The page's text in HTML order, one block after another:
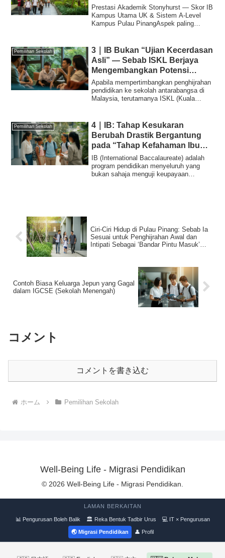
Pinang
Prestasi Akademik Stonyhurst — Skor IB
Kampus Utama UK & Sistem A-Level
Kampus Pulau PinangAspek paling
Pemilihan Sekolah
3｜IB Bukan “Ujian Kecerdasan
Asli” — Sebab ISKL Berjaya
Mengembangkan Potensi
Pelajar
Apabila mempertimbangkan penghijrahan
pendidikan ke sekolah antarabangsa di
Malaysia, terutamanya ISKL (Kuala
Pemilihan Sekolah
4｜IB: Tahap Kesukaran
Berubah Drastik Bergantung
pada “Tahap Kefahaman Ibu
Bapa”
IB (International Baccalaureate) adalah
program pendidikan menyeluruh yang
bukan sahaja menguji keupayaan
Ciri-Ciri Hidup di Pulau Pinang: Sebab Ia
Sesuai untuk Penghijrahan Awal dan
Intipati Sebagai ‘Bandar Pintu Masuk’
Contoh Biasa Keluarga Jepun yang Gagal
dalam IGCSE (Sekolah Menengah)
コメント
コメントを書き込む
ホーム Pemilihan Sekolah
Well-Being Life - Migrasi Pendidikan
© 2026 Well-Being Life - Migrasi Pendidikan.
LAMAN BERKAITAN
📊 Pengurusan Boleh Balik 🏛 Reka Bentuk Tadbir Urus 💻 IT × Pengurusan
🌏 Migrasi Pendidikan 👤 Profil